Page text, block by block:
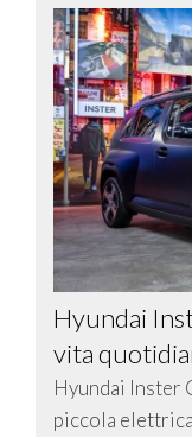
Hyundai
vita
Hyundai Inster
piccola